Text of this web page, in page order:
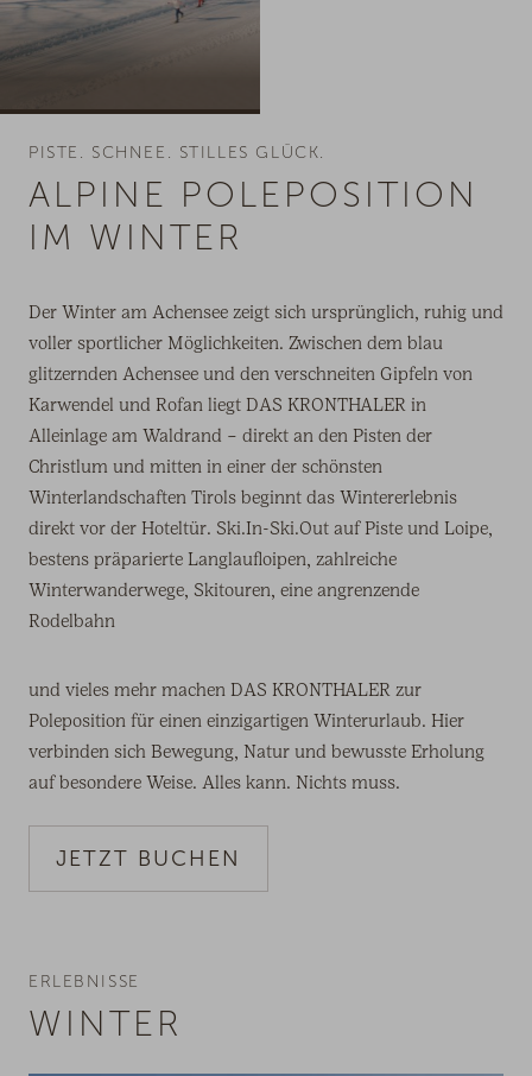
PISTE. SCHNEE. STILLES GLÜCK.
ALPINE POLEPOSITION
IM WINTER
Der Winter am Achensee zeigt sich ursprünglich, ruhig und
voller sportlicher Möglichkeiten. Zwischen dem blau
glitzernden Achensee und den verschneiten Gipfeln von
Karwendel und Rofan liegt DAS KRONTHALER in
Alleinlage am Waldrand – direkt an den Pisten der
Christlum und mitten in einer der schönsten
Winterlandschaften Tirols beginnt das Wintererlebnis
direkt vor der Hoteltür. Ski.In-Ski.Out auf Piste und Loipe,
bestens präparierte Langlaufloipen, zahlreiche
Winterwanderwege, Skitouren, eine angrenzende
Rodelbahn
und vieles mehr machen DAS KRONTHALER zur
Poleposition für einen einzigartigen Winterurlaub. Hier
verbinden sich Bewegung, Natur und bewusste Erholung
auf besondere Weise. Alles kann. Nichts muss.
JETZT BUCHEN
ERLEBNISSE
WINTER